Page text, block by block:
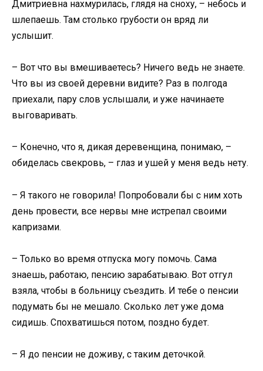
Дмитриевна нахмурилась, глядя на сноху, – небось и
шлепаешь. Там столько грубости он вряд ли
услышит.
– Вот что вы вмешиваетесь? Ничего ведь не знаете.
Что вы из своей деревни видите? Раз в полгода
приехали, пару слов услышали, и уже начинаете
выговаривать.
– Конечно, что я, дикая деревенщина, понимаю, –
обиделась свекровь, – глаз и ушей у меня ведь нету.
– Я такого не говорила! Попробовали бы с ним хоть
день провести, все нервы мне истрепал своими
капризами.
– Только во время отпуска могу помочь. Сама
знаешь, работаю, пенсию зарабатываю. Вот отгул
взяла, чтобы в больницу съездить. И тебе о пенсии
подумать бы не мешало. Сколько лет уже дома
сидишь. Спохватишься потом, поздно будет.
– Я до пенсии не доживу, с таким деточкой.